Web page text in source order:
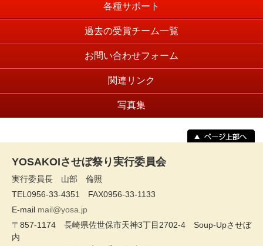
各種サポート
過去の受賞チーム一覧
お問い合わせフォーム
関連リンク
写真集
YOSAKOIさせぼ祭り実行委員会
実行委員長 山部 倫照
TEL0956-33-4351 FAX0956-33-1133
E-mail mail@yosa.jp
〒857-1174 長崎県佐世保市天神3丁目2702-4 Soup-Upさせぼ
内